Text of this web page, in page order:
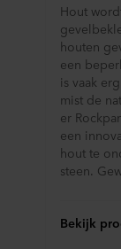
Hout
houten
een
is vaak
mist de
er
een
hout te
steen.
Bekijk